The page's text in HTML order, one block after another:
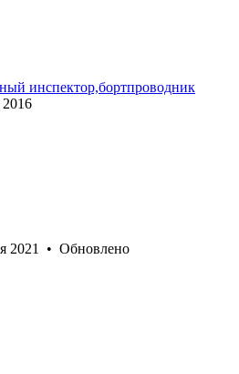
инспектор,бортпроводник
2016
2021 • Обновлено